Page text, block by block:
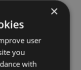
×
user
you
with